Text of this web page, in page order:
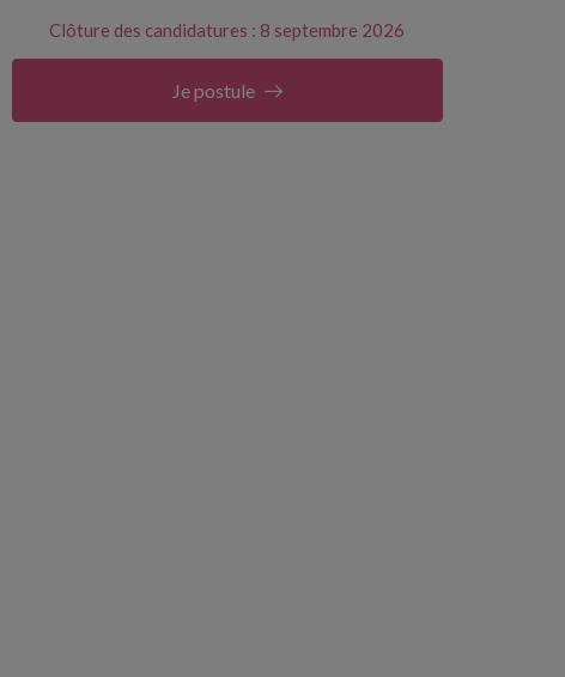
Clôture des candidatures : 8 septembre 2026
Je postule